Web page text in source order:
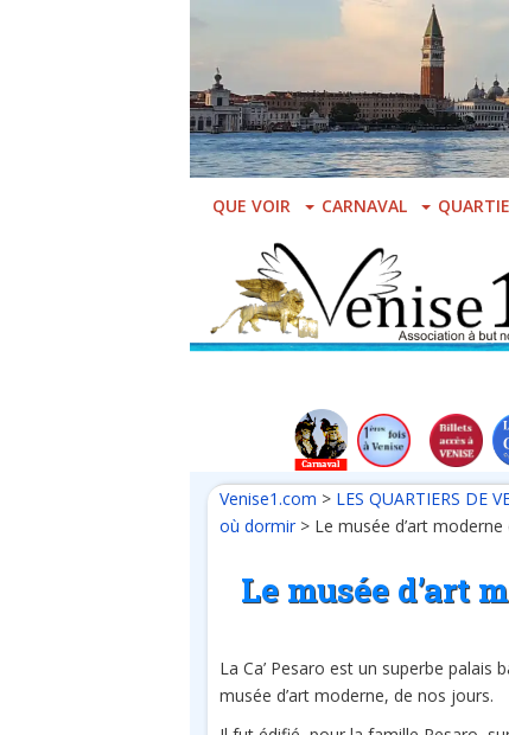
main
content
QUE VOIR CARNAVAL
Venise1.com > LES QUARTIERS DE
où dormir> Le musée d’art moderne
Le musée d’art
La Ca’ Pesaro est un superbe palais
musée d’art moderne, de nos jours.